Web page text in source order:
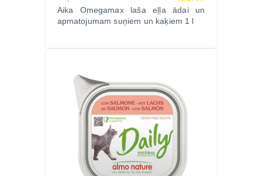
Aika Omegamax laša eļļa ādai un
apmatojumam suņiem un kaķiem 1 l